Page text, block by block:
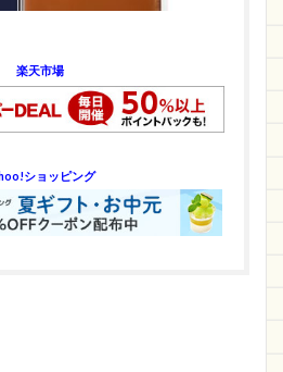
楽天市場
ショッピング